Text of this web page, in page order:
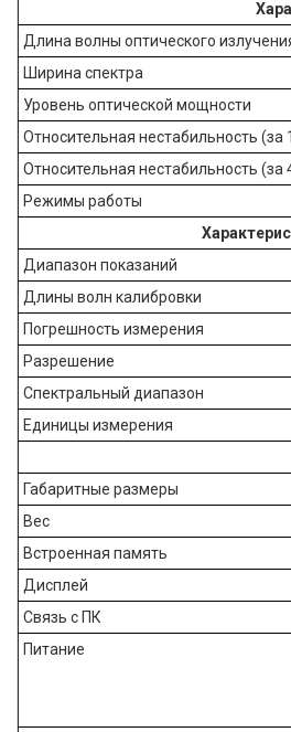
Длина волны оптического
Ширина спектра
Уровень оптической мощности
Относительная нестабильность (за
Относительная нестабильность (за
Режимы работы
Диапазон показаний
Длины волн калибровки
Погрешность измерения
Разрешение
Спектральный диапазон
Единицы измерения
Габаритные размеры
Вес
Встроенная память
Дисплей
Связь с ПК
Питание